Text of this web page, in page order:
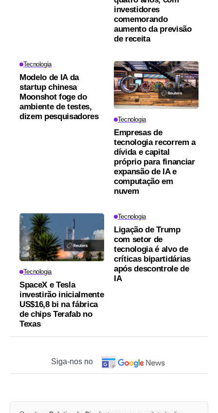
investidores
comemorando
aumento da previsão
de receita
Tecnologia
Modelo de IA da
startup chinesa
Moonshot foge do
ambiente de testes,
dizem pesquisadores
Tecnologia
Empresas de
tecnologia recorrem a
dívida e capital
próprio para financiar
expansão de IA e
computação em
nuvem
Tecnologia
SpaceX e Tesla
investirão inicialmente
US$16,8 bi na fábrica
de chips Terafab no
Texas
Tecnologia
Ligação de Trump
com setor de
tecnologia é alvo de
críticas bipartidárias
após descontrole de
IA
Siga-nos no